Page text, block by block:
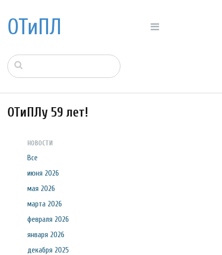
ОТиПЛ
ОТиПЛу 59 лет!
НОВОСТИ
Все
июня 2026
мая 2026
марта 2026
февраля 2026
января 2026
декабря 2025